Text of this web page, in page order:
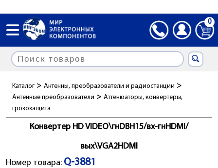
0
Каталог > Антенны, преобразователи и радиостанции >
Антенные преобразователи > Аттенюаторы, конвертеры,
грозозащита
Конвертер HD VIDEO\гнDBH15/вх-гнHDMI/
вых\VGA2HDMI
Номер товара: Q-3881